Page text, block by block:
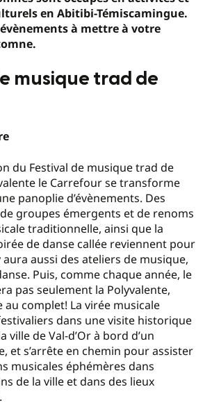
en Abitibi-Témiscamingue.
à mettre à votre
musique trad de
du Festival de musique trad de
le Carrefour se transforme
panoplie d’évènements. Des
groupes émergents et de renoms
traditionnelle, ainsi que la
de danse callée reviennent pour
aura aussi des ateliers de musique,
Puis, comme chaque année, le
pas seulement la Polyvalente,
au complet! La virée musicale
dans une visite historique
ville de Val-d’Or à bord d’un
et s’arrête en chemin pour assister
musicales éphémères dans
de la ville et dans des lieux